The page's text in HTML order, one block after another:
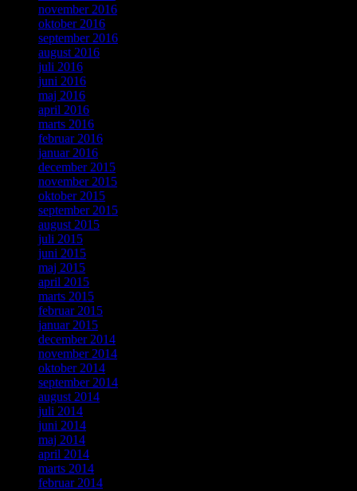
november 2016
oktober 2016
september 2016
august 2016
juli 2016
juni 2016
maj 2016
april 2016
marts 2016
februar 2016
januar 2016
december 2015
november 2015
oktober 2015
september 2015
august 2015
juli 2015
juni 2015
maj 2015
april 2015
marts 2015
februar 2015
januar 2015
december 2014
november 2014
oktober 2014
september 2014
august 2014
juli 2014
juni 2014
maj 2014
april 2014
marts 2014
februar 2014